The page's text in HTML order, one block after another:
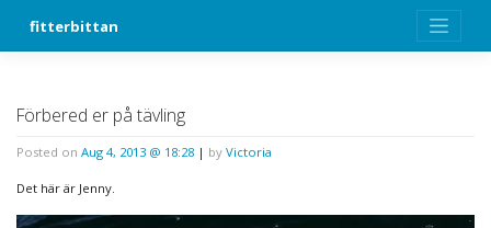
fitterbittan
Förbered er på tävling
Posted on Aug 4, 2013 @ 18:28 | by Victoria
Det här är Jenny.